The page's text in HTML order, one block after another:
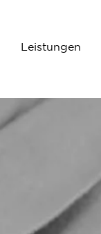
Leistungen